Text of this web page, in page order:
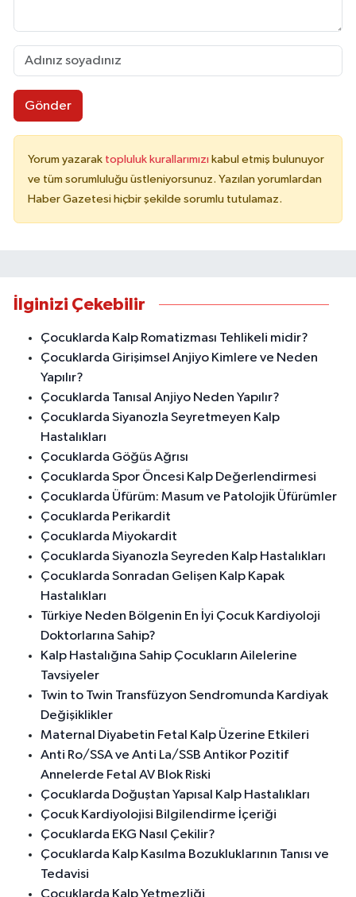
Gönder
Yorum yazarak topluluk kurallarımızı kabul etmiş bulunuyor
ve tüm sorumluluğu üstleniyorsunuz. Yazılan yorumlardan
Haber Gazetesi hiçbir şekilde sorumlu tutulamaz.
İlginizi Çekebilir
Çocuklarda Kalp Romatizması Tehlikeli midir?
Çocuklarda Girişimsel Anjiyo Kimlere ve Neden
Yapılır?
Çocuklarda Tanısal Anjiyo Neden Yapılır?
Çocuklarda Siyanozla Seyretmeyen Kalp
Hastalıkları
Çocuklarda Göğüs Ağrısı
Çocuklarda Spor Öncesi Kalp Değerlendirmesi
Çocuklarda Üfürüm: Masum ve Patolojik Üfürümler
Çocuklarda Perikardit
Çocuklarda Miyokardit
Çocuklarda Siyanozla Seyreden Kalp Hastalıkları
Çocuklarda Sonradan Gelişen Kalp Kapak
Hastalıkları
Türkiye Neden Bölgenin En İyi Çocuk Kardiyoloji
Doktorlarına Sahip?
Kalp Hastalığına Sahip Çocukların Ailelerine
Tavsiyeler
Twin to Twin Transfüzyon Sendromunda Kardiyak
Değişiklikler
Maternal Diyabetin Fetal Kalp Üzerine Etkileri
Anti Ro/SSA ve Anti La/SSB Antikor Pozitif
Annelerde Fetal AV Blok Riski
Çocuklarda Doğuştan Yapısal Kalp Hastalıkları
Çocuk Kardiyolojisi Bilgilendirme İçeriği
Çocuklarda EKG Nasıl Çekilir?
Çocuklarda Kalp Kasılma Bozukluklarının Tanısı ve
Tedavisi